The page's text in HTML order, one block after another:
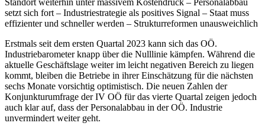
setzt sich fort – Industriestrategie als positives Signal – Staat muss
effizienter und schneller werden – Strukturreformen unausweichlich
Erstmals seit dem ersten Quartal 2023 kann sich das OÖ.
Industriebarometer knapp über die Nulllinie kämpfen. Während die
aktuelle Geschäftslage weiter im leicht negativen Bereich zu liegen
kommt, bleiben die Betriebe in ihrer Einschätzung für die nächsten
sechs Monate vorsichtig optimistisch. Die neuen Zahlen der
Konjunkturumfrage der IV OÖ für das vierte Quartal zeigen jedoch
auch klar auf, dass der Personalabbau in der OÖ. Industrie
unvermindert weiter geht.